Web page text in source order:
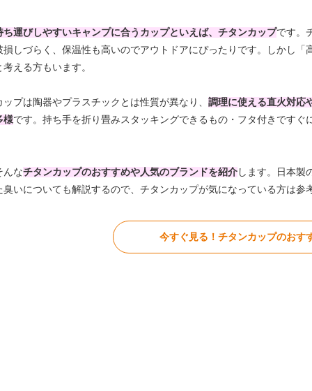
ち運びしやすいキャンプに合うカップといえば、チタンカップです。
損しづらく、保温性も高いのでアウトドアにぴったりです。しかし
える方もいます。
ップは陶器やプラスチックとは性質が異なり、 調理に使える直火対応
様です。持ち手を折り畳みスタッキングできるもの・フタ付きです
んなチタンカップのおすすめや人気のブランドを紹介 します。日本製
臭いについても解説するので、チタンカップが気になっている方は参
今すぐ見る！チタンカップのおす